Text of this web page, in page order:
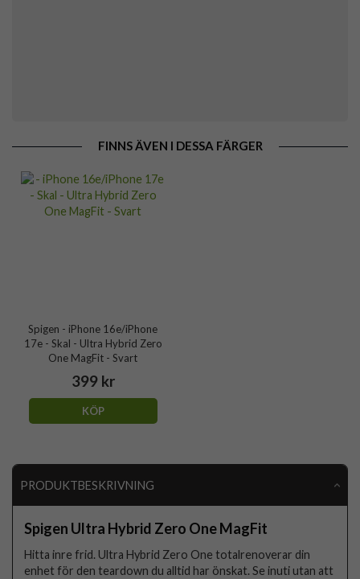
FINNS ÄVEN I DESSA FÄRGER
Spigen - iPhone 16e/iPhone
17e - Skal - Ultra Hybrid Zero
One MagFit - Svart
399 kr
KÖP
PRODUKTBESKRIVNING
Spigen Ultra Hybrid Zero One MagFit
Hitta inre frid. Ultra Hybrid Zero One totalrenoverar din
enhet för den teardown du alltid har önskat. Se inuti utan att